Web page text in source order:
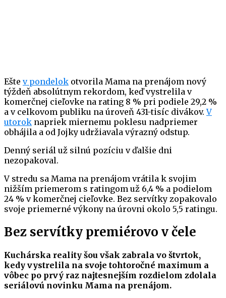
Ešte v pondelok otvorila Mama na prenájom nový
týždeň absolútnym rekordom, keď vystrelila v
komerčnej cieľovke na rating 8 % pri podiele 29,2 %
a v celkovom publiku na úroveň 431-tisíc divákov.V
utorok napriek miernemu poklesu nadpriemer
obhájila a od Jojky udržiavala výrazný odstup.
Denný seriál už silnú pozíciu v ďalšie dni
nezopakoval.
V stredu sa Mama na prenájom vrátila k svojim
nižším priemerom s ratingom už 6,4 % a podielom
24 % v komerčnej cieľovke. Bez servítky zopakovalo
svoje priemerné výkony na úrovni okolo 5,5 ratingu.
Bez servítky premiérovo v čele
Kuchárska reality šou však zabrala vo štvrtok,
kedy vystrelila na svoje tohtoročné maximum a
vôbec po prvý raz najtesnejším rozdielom zdolala
seriálovú novinku Mama na prenájom.